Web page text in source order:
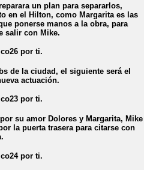
un plan para separarlos,
en el Hilton, como Margarita es las
ponerse manos a la obra, para
salir con Mike.
de la ciudad, el siguiente será el
actuación.
su amor Dolores y Margarita, Mike
la puerta trasera para citarse con